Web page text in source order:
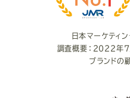
日本マーケティ
調査概要：2022年
ブランドの